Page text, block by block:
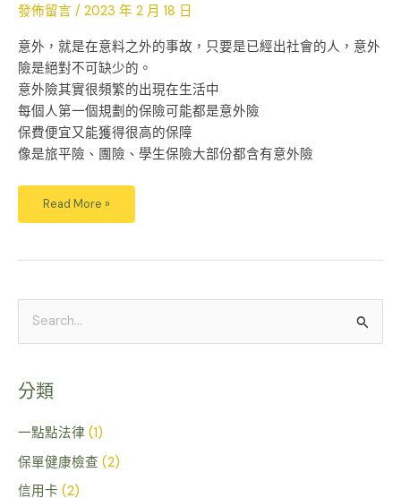
發佈留言 / 2023 年 2 月 18 日
意外，就是在意料之外的事故，只要是已經出社會的人，意外
險是絕對不可缺少的。
意外險其實很頻繁的出現在生活中
每個人第一個規劃的保險可能都是意外險
保費便宜又能獲得很高的保障
像是旅平險、團險、學生保險大部份都含有意外險
Read More »
鍵
字
:
分類
一點點法律 (1)
保單健康檢查 (2)
信用卡 (2)